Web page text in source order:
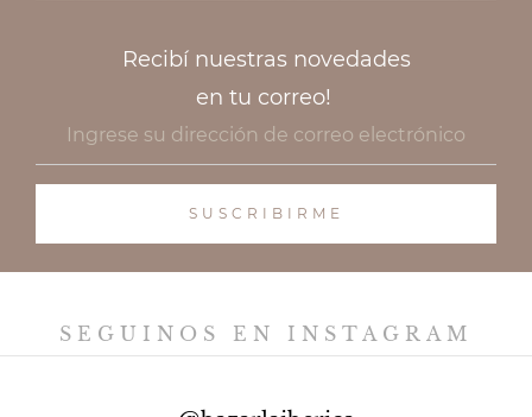
Recibí nuestras novedades
en tu correo!
SEGUINOS EN INSTAGRAM